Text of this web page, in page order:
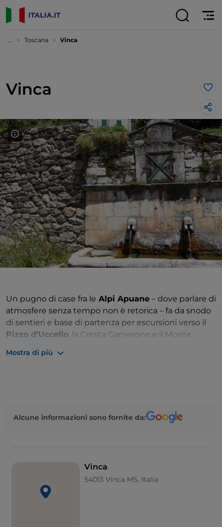
... Toscana Vinca
Vinca
Un pugno di case fra le Alpi Apuane – dove parlare di
atmosfere senza tempo non è retorica – fa da snodo
di sentieri e base di partenza per escursioni verso il
Pizzo d’Uccello, la Cresta Garnerone e il Monte
per fare l’esempio limite, il vicino Pizzo d’Uccello che
bastare buone scarpe e un po’ di fiato: il tratto del
di resistenza che culminarono nell’uccisione di oltre
centocinquanta civili da parte degli occupanti. Certo,
proseguendo dalla Maestà di Doglio si potrebbe
arrivare addirittura a Colonnata, subito sopra Carrara,
Mostra di più
Alcune informazioni sono fornite da:
Vinca
54013 Vinca MS, Italia